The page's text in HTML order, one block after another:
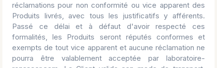
réclamations pour non conformité ou vice apparent des
Produits livrés, avec tous les justificatifs y afférents.
Passé ce délai et à défaut d'avoir respecté ces
formalités, les Produits seront réputés conformes et
exempts de tout vice apparent et aucune réclamation ne
pourra être valablement acceptée par laboratoire-